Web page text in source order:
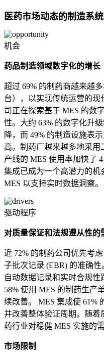
医药市场动态的制造系
机会
药品制造领域数字化的增长
超过 69% 的制药商越来越
台），以实现传统运营的现
司正在探索基于 MES 的数
性。大约 63% 的数字化升
降，而 49% 的制造设施表
高。制药厂越来越多地采
产线的 MES 使用率加快了
集成已成为一个高潜力的机
MES 以支持实时数据洞察。
驱动程序
对质量保证和法规遵从性的
近 72% 的制药公司优先考
子批次记录 (EBR) 的准确
自动数据记录和实时合规
58% 使用 MES 的制药生产
续改善。 MES 集成使 61%
并改善整体验证周期。随着
药行业对稳健 MES 实施的需
市场限制